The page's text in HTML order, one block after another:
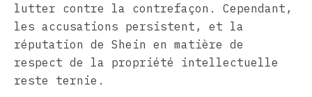
lutter contre la contrefaçon. Cependant,
les accusations persistent, et la
réputation de Shein en matière de
respect de la propriété intellectuelle
reste ternie.